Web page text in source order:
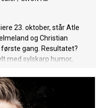
23. oktober, står Atle
og Christian
gang. Resultatet?
med sylskarp humor,